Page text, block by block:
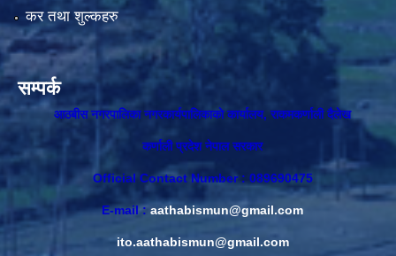
कर तथा शुल्कहरु
सम्पर्क
आठबीस नगरपालिका नगरकार्यपालिकाकाे कार्यालय, राकमकर्णाली दैलेख
कर्णाली प्रदेश नेपाल सरकार
Official Contact Number : 089690475
E-mail : aathabismun@gmail.com
ito.aathabismun@gmail.com